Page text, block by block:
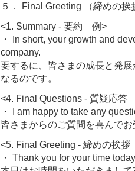
５． Final Greeting （締めの挨
<1. Summary - 要約 例>
・ In short, your growth and
company.
要するに、皆さまの成長と発
なるのです。
<4. Final Questions - 質疑応
・ I am happy to take any
皆さまからのご質問を喜んで
<5. Final Greeting - 締めの挨
・ Thank you for your time